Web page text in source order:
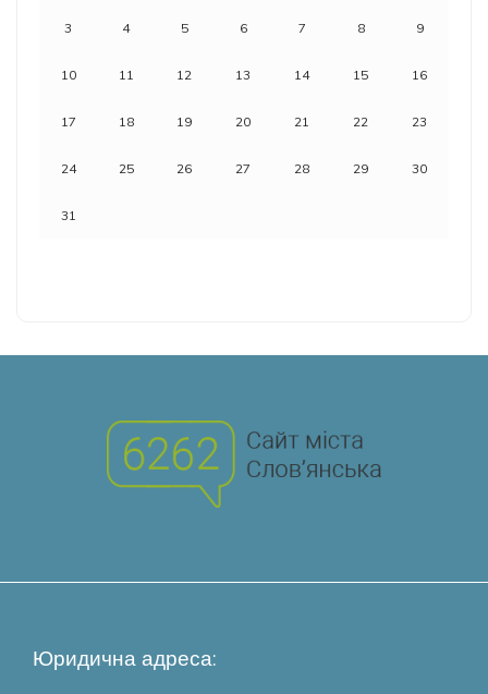
3 4 5 6 7 8 9
10 11 12 13 14 15 16
17 18 19 20 21 22 23
24 25 26 27 28 29 30
31
Юридична адреса: